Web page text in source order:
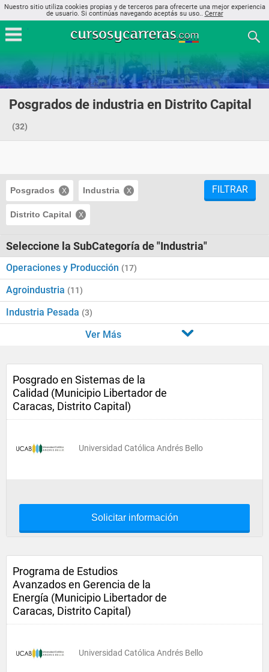
Nuestro sitio utiliza cookies propias y de terceros para ofrecerte una mejor experiencia
de usuario. Si continúas navegando aceptás su uso.. Cerrar
Posgrados de industria en Distrito Capital
(32)
Posgrados Industria
Distrito Capital
FILTRAR
Seleccione la SubCategoría de "Industria"
Operaciones y Producción (17)
Agroindustria (11)
Industria Pesada (3)
Ver Más
Posgrado en Sistemas de la
Calidad (Municipio Libertador de
Caracas, Distrito Capital)
Universidad Católica Andrés Bello
Solicitar información
Programa de Estudios
Avanzados en Gerencia de la
Energía (Municipio Libertador de
Caracas, Distrito Capital)
Universidad Católica Andrés Bello